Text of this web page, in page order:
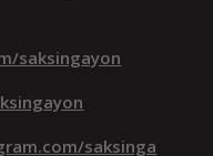
saksingayon
saksinga